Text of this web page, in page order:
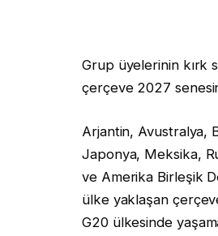
Grup üyelerinin kırk
çerçeve 2027
Arjantin, Avustralya,
Japonya, Meksika,
ve Amerika Birleşik
ülke yaklaşan
G20 ülkesinde